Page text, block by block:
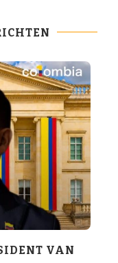
VAN